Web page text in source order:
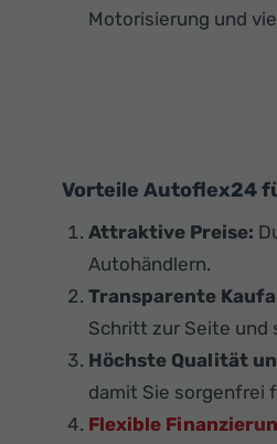
Motorisierung und
Vorteile Autoflex24
Attraktive Preise:
Autohändlern.
Transparente
Schritt zur Seite und
Höchste Qualität
damit Sie sorgenfrei
Flexible